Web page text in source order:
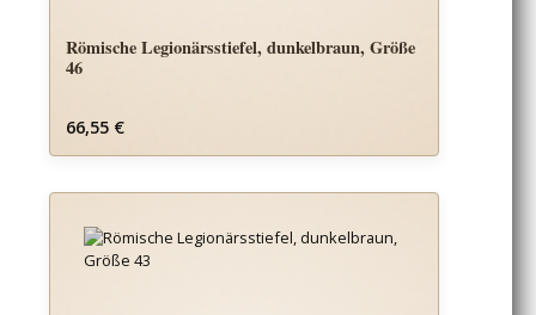
Römische Legionärsstiefel, dunkelbraun, Größe
46
Regulärer Preis:
66,55 €